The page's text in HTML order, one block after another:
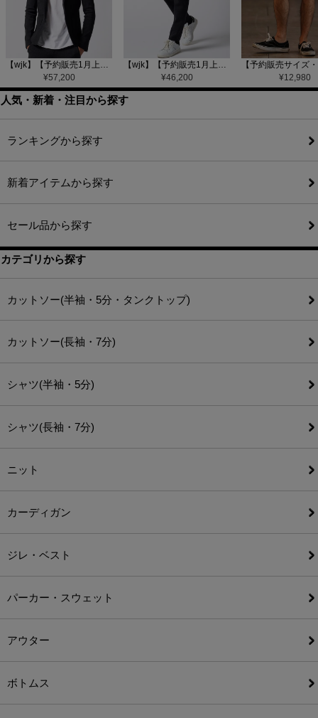
【wjk】【予約販売1月上旬～中旬入荷】function knit jacket(jacquard check) ニットジャケット(207 mw08j)
¥57,200
【wjk】【予約販売1月上旬～中旬入荷】function knit easy slacks(jacquard check) ニットイージーパンツ(504 mw08j)
¥46,200 ¥12,980
人気・新着・注目から探す
ランキングから探す
新着アイテムから探す
セール品から探す
カテゴリから探す
カットソー(半袖・5分・タンクトップ)
カットソー(長袖・7分)
シャツ(半袖・5分)
シャツ(長袖・7分)
ニット
カーディガン
ジレ・ベスト
パーカー・スウェット
アウター
ボトムス